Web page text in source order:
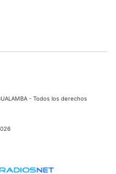
- Todos los derechos